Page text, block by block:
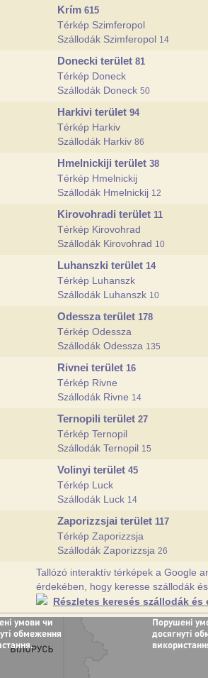
Krím 615
Térkép Szimferopol
Szállodák Szimferopol 14
Donecki terület 81
Térkép Doneck
Szállodák Doneck 50
Harkivi terület 94
Térkép Harkiv
Szállodák Harkiv 86
Hmelnickiji terület 38
Térkép Hmelnickij
Szállodák Hmelnickij 12
Kirovohradi terület 11
Térkép Kirovohrad
Szállodák Kirovohrad 10
Luhanszki terület 14
Térkép Luhanszk
Szállodák Luhanszk 10
Odessza terület 178
Térkép Odessza
Szállodák Odessza 135
Rivnei terület 16
Térkép Rivne
Szállodák Rivne 14
Ternopili terület 27
Térkép Ternopil
Szállodák Ternopil 15
Volinyi terület 45
Térkép Luck
Szállodák Luck 14
Zaporizzsjai terület 117
Térkép Zaporizzsja
Szállodák Zaporizzsja 26
Tallózó interaktív térképek a Google
érdekében, hogy keresse szállodák
Részletes keresés szállodák és